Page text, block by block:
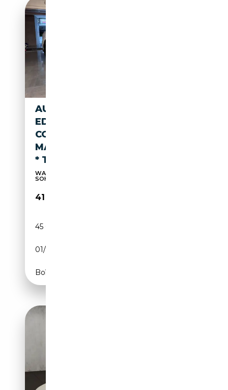
AUDI Q8 E-TRON 313PK BLACK
EDITION * LED * B&O * CRUISE
CONTROL * CAMERA *
MAXTON PAKKET * 22" ROTOR
* TREKHAAK * S-LINE *
WAGEN IN NAGELNIEUWE STAAT GELEVERD MET
SOH ATTEST...
41 995€
45 046 km
01/2023
Boîte automatique